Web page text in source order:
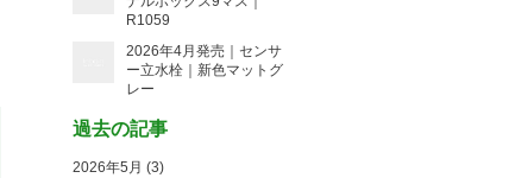
R1059
2026年4月発売｜センサ
ー立水栓｜新色マットグ
レー
過去の記事
2026年5月 (3)